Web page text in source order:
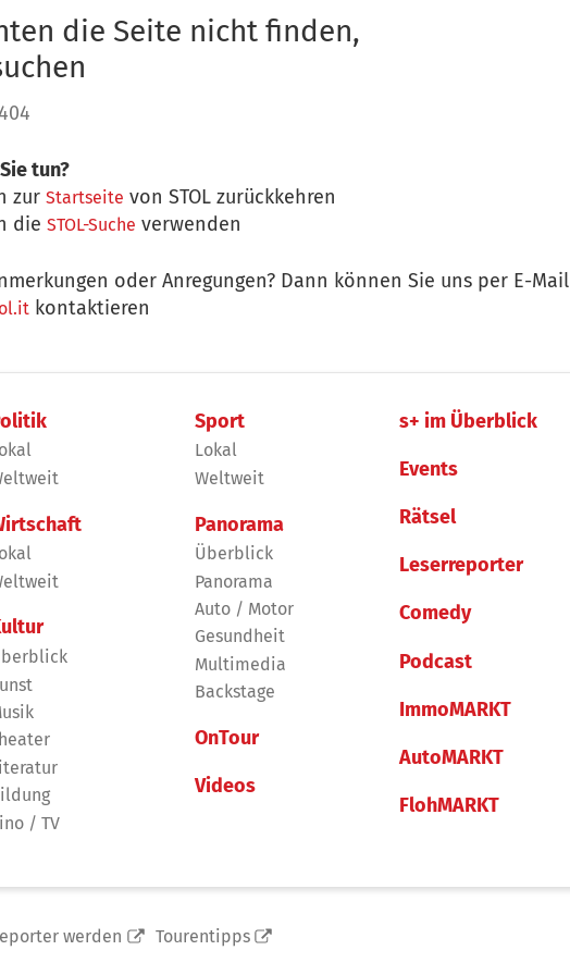
die Seite nicht finden,
tun?
zurStartseite von STOL zurückkehren
dieSTOL-Suche verwenden
oder Anregungen? Dann können Sie uns per E-Mail
kontaktieren
/ TV
Sport
Lokal
Weltweit
Panorama
Überblick
Panorama
Auto / Motor
Gesundheit
Multimedia
Backstage
OnTour
Videos
s+ im Überblick
Events
Rätsel
Leserreporter
Comedy
Podcast
ImmoMARKT
AutoMARKT
FlohMARKT
werden Tourentipps